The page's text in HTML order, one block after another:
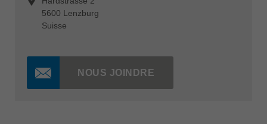
5600 Lenzburg
Suisse
NOUS JOINDRE